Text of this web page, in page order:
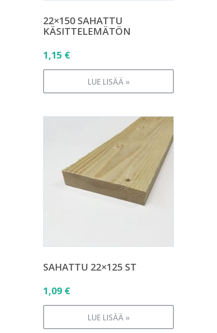
22×150 SAHATTU
KÄSITTELEMÄTÖN
1,15 €
LUE LISÄÄ »
SAHATTU 22×125 ST
1,09 €
LUE LISÄÄ »